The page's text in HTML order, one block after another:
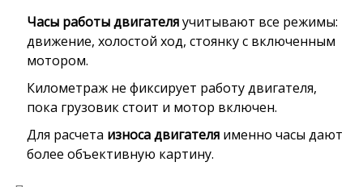
Часы работы двигателяучитывают все режимы:
движение, холостой ход, стоянку с включенным
мотором.
Километраж не фиксирует работу двигателя,
пока грузовик стоит и мотор включен.
Для расчета износа двигателяименно часы дают
более объективную картину.